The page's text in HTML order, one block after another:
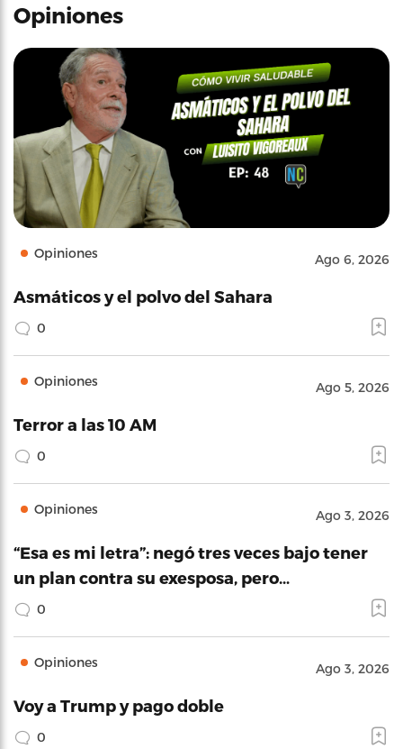
Opiniones
Opiniones Ago 6, 2026
Asmáticos y el polvo del Sahara
0
Opiniones Ago 5, 2026
Terror a las 10 AM
0
Opiniones Ago 3, 2026
“Esa es mi letra”: negó tres veces bajo tener
un plan contra su exesposa, pero…
0
Opiniones Ago 3, 2026
Voy a Trump y pago doble
0